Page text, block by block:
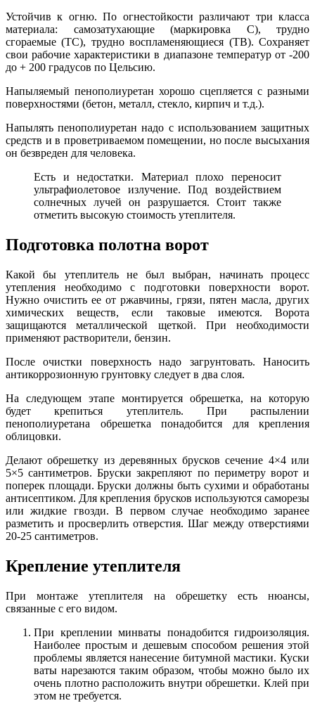
Устойчив к огню. По огнестойкости различают три класса
материала: самозатухающие (маркировка С), трудно
сгораемые (ТС), трудно воспламеняющиеся (ТВ). Сохраняет
свои рабочие характеристики в диапазоне температур от -200
до + 200 градусов по Цельсию.
Напыляемый пенополиуретан хорошо сцепляется с разными
поверхностями (бетон, металл, стекло, кирпич и т.д.).
Напылять пенополиуретан надо с использованием защитных
средств и в проветриваемом помещении, но после высыхания
он безвреден для человека.
Есть и недостатки. Материал плохо переносит
ультрафиолетовое излучение. Под воздействием
солнечных лучей он разрушается. Стоит также
отметить высокую стоимость утеплителя.
Подготовка полотна ворот
Какой бы утеплитель не был выбран, начинать процесс
утепления необходимо с подготовки поверхности ворот.
Нужно очистить ее от ржавчины, грязи, пятен масла, других
химических веществ, если таковые имеются. Ворота
защищаются металлической щеткой. При необходимости
применяют растворители, бензин.
После очистки поверхность надо загрунтовать. Наносить
антикоррозионную грунтовку следует в два слоя.
На следующем этапе монтируется обрешетка, на которую
будет крепиться утеплитель. При распылении
пенополиуретана обрешетка понадобится для крепления
облицовки.
Делают обрешетку из деревянных брусков сечение 4×4 или
5×5 сантиметров. Бруски закрепляют по периметру ворот и
поперек площади. Бруски должны быть сухими и обработаны
антисептиком. Для крепления брусков используются саморезы
или жидкие гвозди. В первом случае необходимо заранее
разметить и просверлить отверстия. Шаг между отверстиями
20-25 сантиметров.
Крепление утеплителя
При монтаже утеплителя на обрешетку есть нюансы,
связанные с его видом.
При креплении минваты понадобится гидроизоляция.
Наиболее простым и дешевым способом решения этой
проблемы является нанесение битумной мастики. Куски
ваты нарезаются таким образом, чтобы можно было их
очень плотно расположить внутри обрешетки. Клей при
этом не требуется.